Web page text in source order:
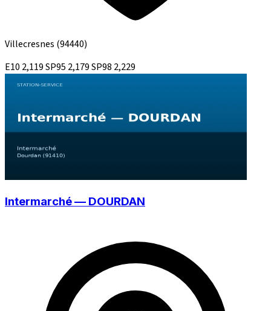
Villecresnes (94440)
E10 2,119SP95 2,179SP98 2,229
Intermarché — DOURDAN